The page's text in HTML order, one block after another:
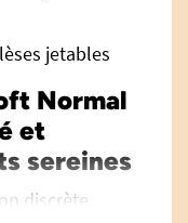
jetables
Normal
et
sereines
discrète,